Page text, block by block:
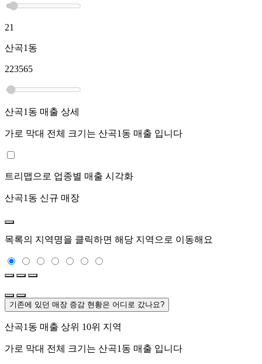
21
산곡1동
223565
산곡1동 매출 상세
가로 막대 전체 크기는 산곡1동 매출 입니다
트리맵으로 업종별 매출 시각화
산곡1동 신규 매장
목록의 지역명을 클릭하면 해당 지역으로 이동해요
기존에 있던 매장 증감 현황은 어디로 갔나요?
산곡1동 매출 상위 10위 지역
가로 막대 전체 크기는 산곡1동 매출 입니다